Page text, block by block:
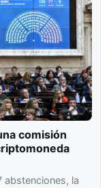
comisión
abstenciones, la